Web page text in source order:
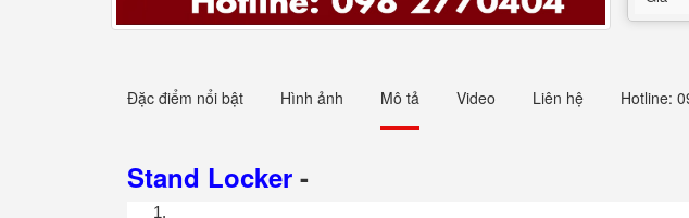
Đặc điểm nổi bật Hình ảnh Mô tả Video Liên hệ Hotline:
Stand Locker -